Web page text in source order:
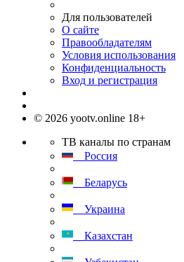
Для пользователей
О сайте
Правообладателям
Условия использования
Конфиденциальность
Вход и регистрация
© 2026 yootv.online 18+
ТВ каналы по странам
Россия
Беларусь
Украина
Казахстан